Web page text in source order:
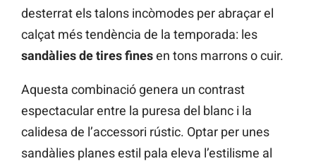
desterrat els talons incòmodes per abraçar el
calçat més tendència de la temporada: les
sandàlies de tires finesen tons marrons o cuir.
Aquesta combinació genera un contrast
espectacular entre la puresa del blanc i la
calidesa de l’accessori rústic. Optar per unes
sandàlies planes estil pala eleva l’estilisme al